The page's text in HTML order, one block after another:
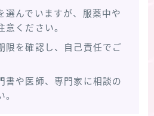
選んでいますが、服薬中や
意ください。
限を確認し、自己責任でご
書や医師、専門家に相談の
。